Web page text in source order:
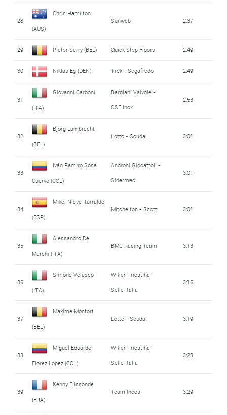
28
Chris Hamilton
(AUS)
Sunweb 2:37
29 Pieter Serry (BEL) Quick Step Floors 2:49
30 Niklas Eg (DEN) Trek - Segafredo 2:49
31
Giovanni Carboni
(ITA)
Bardiani Valvole -
CSF Inox
2:53
32
Bjorg Lambrecht
(BEL)
Lotto - Soudal 3:01
33
Iván Ramiro Sosa
Cuervo (COL)
Androni Giocattoli -
Sidermec
3:01
34
Mikel Nieve Iturralde
(ESP)
Mitchelton - Scott 3:01
35
Alessandro De
Marchi (ITA)
BMC Racing Team 3:13
36
Simone Velasco
(ITA)
Wilier Triestina -
Selle Italia
3:16
37
Maxime Monfort
(BEL)
Lotto - Soudal 3:19
38
Miguel Eduardo
Florez Lopez (COL)
Wilier Triestina -
Selle Italia
3:23
39
Kenny Elissonde
(FRA)
Team Ineos 3:29